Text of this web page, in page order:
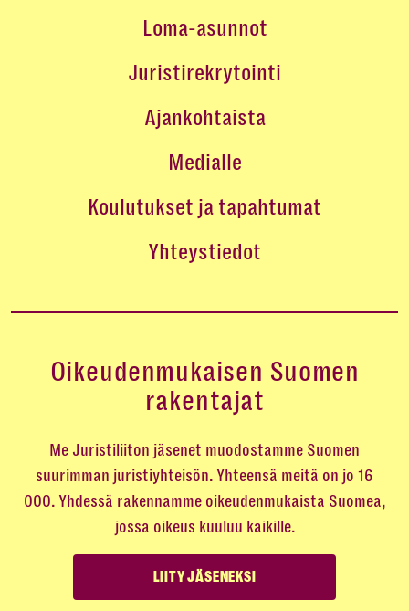
Loma-asunnot
Juristirekrytointi
Ajankohtaista
Medialle
Koulutukset ja tapahtumat
Yhteystiedot
Oikeudenmukaisen Suomen
rakentajat
Me Juristiliiton jäsenet muodostamme Suomen
suurimman juristiyhteisön. Yhteensä meitä on jo 16
000. Yhdessä rakennamme oikeudenmukaista Suomea,
jossa oikeus kuuluu kaikille.
LIITY JÄSENEKSI